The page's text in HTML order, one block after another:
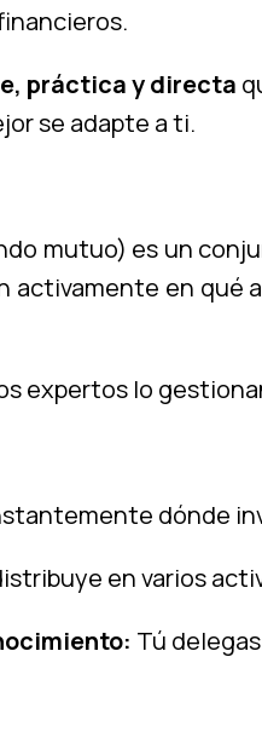
práctica y directa
se adapte a ti.
mutuo) es un
activamente en qué
expertos lo
dónde
en varios
Tú